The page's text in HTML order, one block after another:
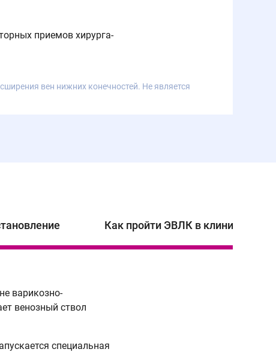
приемов хирурга-
вен нижних конечностей. Не является
Как пройти ЭВЛК в клинике
варикозно-
венозный ствол
специальная